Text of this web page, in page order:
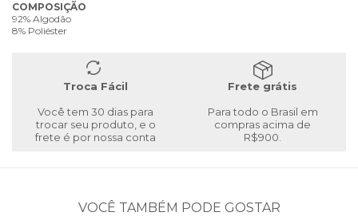
COMPOSIÇÃO
92% Algodão
8% Poliéster
Troca Fácil
Você tem 30 dias para
trocar seu produto, e o
frete é por nossa conta
Frete grátis
Para todo o Brasil em
compras acima de
R$900.
VOCÊ TAMBÉM PODE GOSTAR